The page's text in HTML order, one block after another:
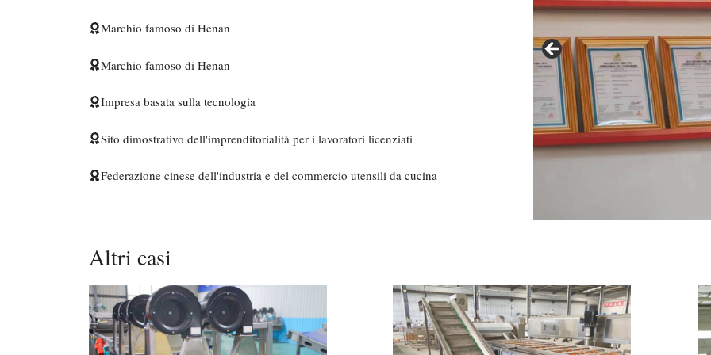
Marchio famoso di Henan
Marchio famoso di Henan
Impresa basata sulla tecnologia
Sito dimostrativo dell'imprenditorialità per i lavoratori licenziati
Federazione cinese dell'industria e del commercio utensili da cucina
Altri casi